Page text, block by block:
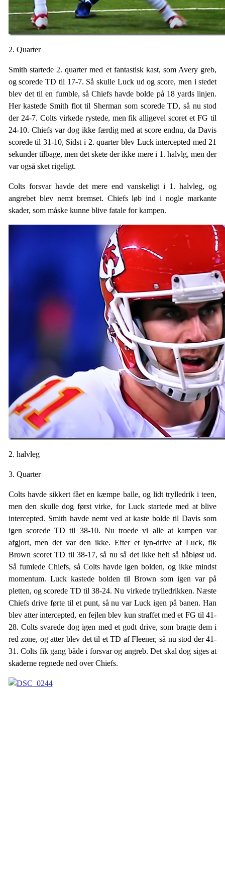
2. Quarter
Smith startede 2. quarter med et fantastisk kast, som Avery greb,
og scorede TD til 17-7. Så skulle Luck ud og score, men i stedet
blev det til en fumble, så Chiefs havde bolde på 18 yards linjen.
Her kastede Smith flot til Sherman som scorede TD, så nu stod
der 24-7. Colts virkede rystede, men fik alligevel scoret et FG til
24-10. Chiefs var dog ikke færdig med at score endnu, da Davis
scorede til 31-10, Sidst i 2. quarter blev Luck intercepted med 21
sekunder tilbage, men det skete der ikke mere i 1. halvlg, men der
var også sket rigeligt.
Colts forsvar havde det mere end vanskeligt i 1. halvleg, og
angrebet blev nemt bremset. Chiefs løb ind i nogle markante
skader, som måske kunne blive fatale for kampen.
2. halvleg
3. Quarter
Colts havde sikkert fået en kæmpe balle, og lidt trylledrik i teen,
men den skulle dog først virke, for Luck startede med at blive
intercepted. Smith havde nemt ved at kaste bolde til Davis som
igen scorede TD til 38-10. Nu troede vi alle at kampen var
afgjort, men det var den ikke. Efter et lyn-drive af Luck, fik
Brown scoret TD til 38-17, så nu så det ikke helt så håbløst ud.
Så fumlede Chiefs, så Colts havde igen bolden, og ikke mindst
momentum. Luck kastede bolden til Brown som igen var på
pletten, og scorede TD til 38-24. Nu virkede trylledrikken. Næste
Chiefs drive førte til et punt, så nu var Luck igen på banen. Han
blev atter intercepted, en fejlen blev kun straffet med et FG til 41-
28. Colts svarede dog igen med et godt drive, som bragte dem i
red zone, og atter blev det til et TD af Fleener, så nu stod der 41-
31. Colts fik gang både i forsvar og angreb. Det skal dog siges at
skaderne regnede ned over Chiefs.